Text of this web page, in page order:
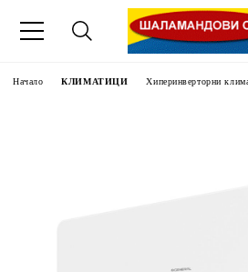
Начало КЛИМАТИЦИ Хиперинверторни